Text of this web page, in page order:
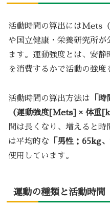
活動時間の算出にはMets
や国立健康・栄養研究所が
ます。運動強度とは、安
を消費するかで活動の強度
活動時間の算出方法は 「
（運動強度[Mets] × 体重
間は長くなり、増えると
は平均的な 「男性：65kg
使用しています。
運動の種類と活動時間